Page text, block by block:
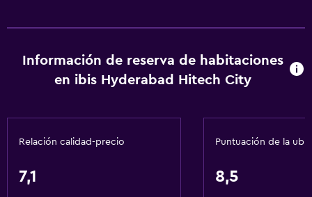
Información de reserva de habitaciones
en ibis Hyderabad Hitech City
Relación calidad-precio
7,1
Puntuación de la
8,5